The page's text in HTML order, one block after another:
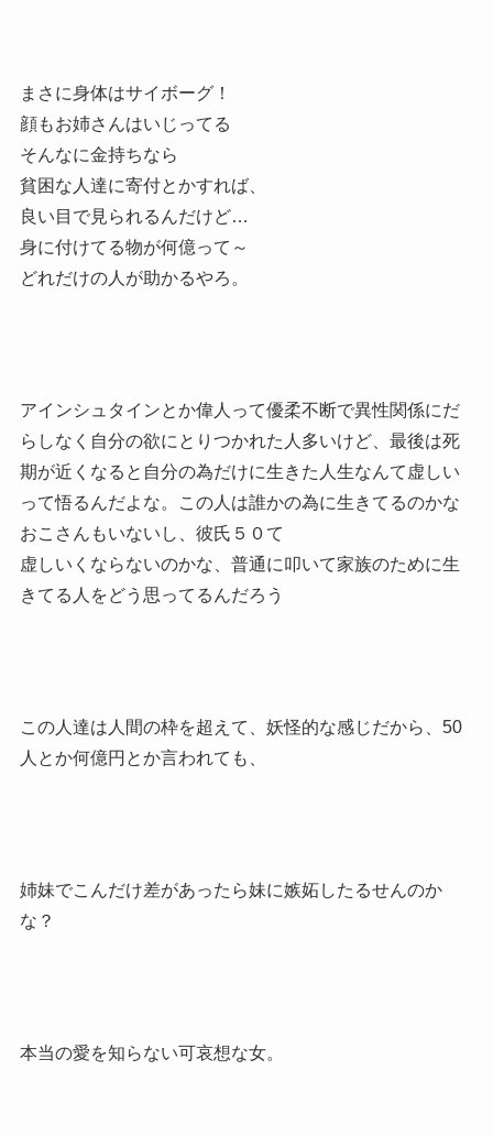
まさに身体はサイボーグ！
顔もお姉さんはいじってる
そんなに金持ちなら
貧困な人達に寄付とかすれば、
良い目で見られるんだけど…
身に付けてる物が何億って～
どれだけの人が助かるやろ。
アインシュタインとか偉人って優柔不断で異性関係にだ
らしなく自分の欲にとりつかれた人多いけど、最後は死
期が近くなると自分の為だけに生きた人生なんて虚しい
って悟るんだよな。この人は誰かの為に生きてるのかな
おこさんもいないし、彼氏５０て
虚しいくならないのかな、普通に叩いて家族のために生
きてる人をどう思ってるんだろう
この人達は人間の枠を超えて、妖怪的な感じだから、50
人とか何億円とか言われても、
姉妹でこんだけ差があったら妹に嫉妬したるせんのか
な？
本当の愛を知らない可哀想な女。